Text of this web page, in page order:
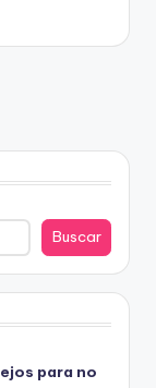
Buscar
para no